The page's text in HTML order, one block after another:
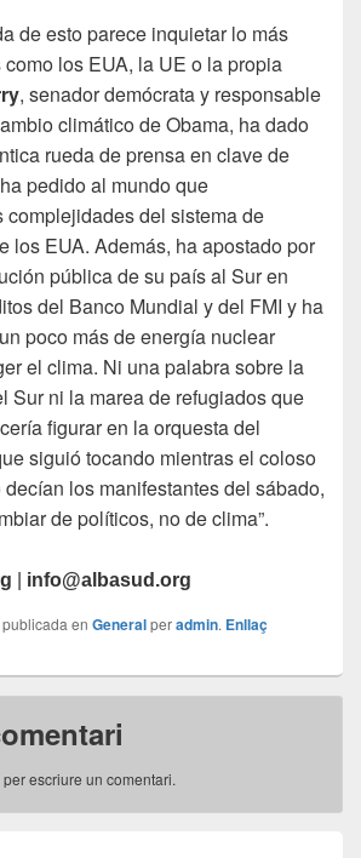
de esto parece inquietar lo más
los EUA, la UE o la propia
, senador demócrata y responsable
climático de Obama, ha dado
rueda de prensa en clave de
pedido al mundo que
complejidades del sistema de
los EUA. Además, ha apostado por
pública de su país al Sur en
del Banco Mundial y del FMI y ha
poco más de energía nuclear
el clima. Ni una palabra sobre la
Sur ni la marea de refugiados que
figurar en la orquesta del
siguió tocando mientras el coloso
los manifestantes del sábado,
de políticos, no de clima”.
info@albasud.org
en Generalperadmin. Enllaç
per escriure un comentari.